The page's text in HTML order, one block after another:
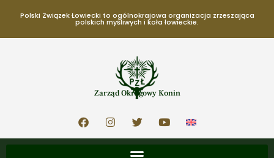
Polski Związek Łowiecki to ogólnokrajowa organizacja zrzeszająca
polskich myśliwych i koła łowieckie.
Zarząd Okręgowy Konin